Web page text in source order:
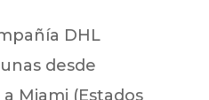
DHL
desde
Miami (Estados